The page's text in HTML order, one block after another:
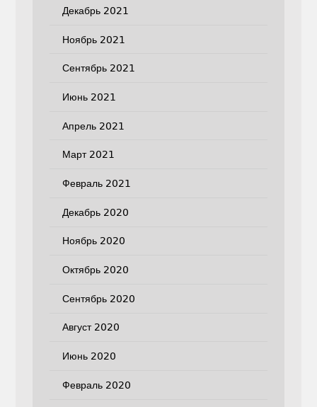
Декабрь 2021
Ноябрь 2021
Сентябрь 2021
Июнь 2021
Апрель 2021
Март 2021
Февраль 2021
Декабрь 2020
Ноябрь 2020
Октябрь 2020
Сентябрь 2020
Август 2020
Июнь 2020
Февраль 2020